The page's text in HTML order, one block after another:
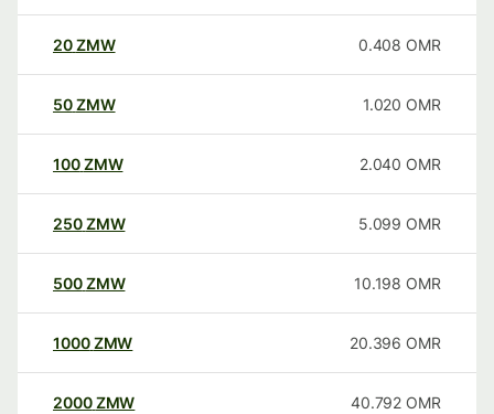
20ZMW 0.408 OMR
50ZMW 1.020 OMR
100ZMW 2.040 OMR
250ZMW 5.099 OMR
500ZMW 10.198 OMR
1000ZMW 20.396 OMR
2000ZMW 40.792 OMR